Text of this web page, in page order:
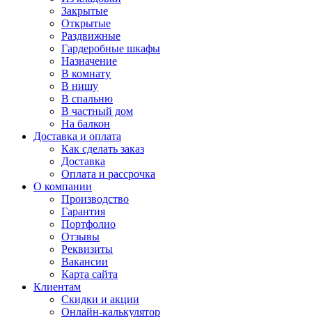
Закрытые
Открытые
Раздвижные
Гардеробные шкафы
Назначение
В комнату
В нишу
В спальню
В частный дом
На балкон
Доставка и оплата
Как сделать заказ
Доставка
Оплата и рассрочка
О компании
Производство
Гарантия
Портфолио
Отзывы
Реквизиты
Вакансии
Карта сайта
Клиентам
Скидки и акции
Онлайн-калькулятор